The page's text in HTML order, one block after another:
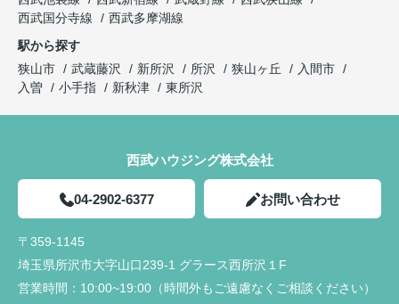
西武国分寺線
西武多摩湖線
駅から探す
狭山市
武蔵藤沢 新所沢 所沢 狭山ヶ丘
入間市
入曽
小手指 新秋津 東所沢
西武ハウジング株式会社
04-2902-6377 お問い合わせ
〒359-1145
埼玉県所沢市大字山口239-1 グラース西所沢１F
営業時間： 10:00~19:00（時間外もご遠慮なくご相談ください）